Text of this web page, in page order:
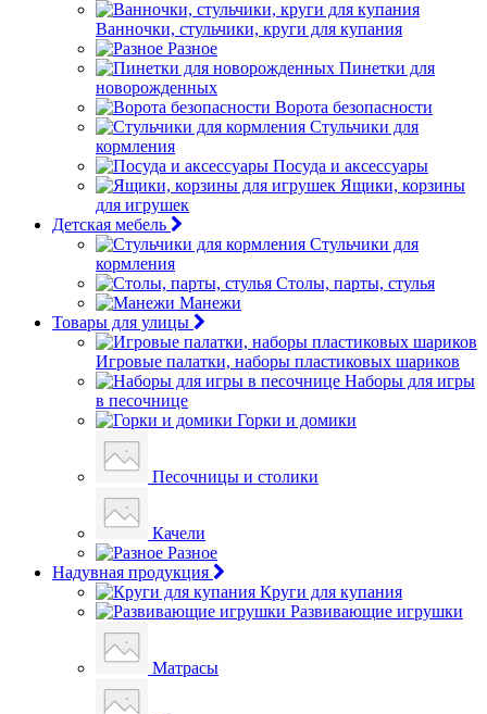
Ванночки, стульчики, круги для купания
Разное
Пинетки для
новорожденных
Ворота безопасности
Стульчики для
кормления
Посуда и аксессуары
Ящики, корзины
для игрушек
Детская мебель
Стульчики для
кормления
Столы, парты, стулья
Манежи
Товары для улицы
Игровые палатки, наборы пластиковых шариков
Наборы для игры
в песочнице
Горки и домики
Песочницы и столики
Качели
Разное
Надувная продукция
Круги для купания
Развивающие игрушки
Матрасы